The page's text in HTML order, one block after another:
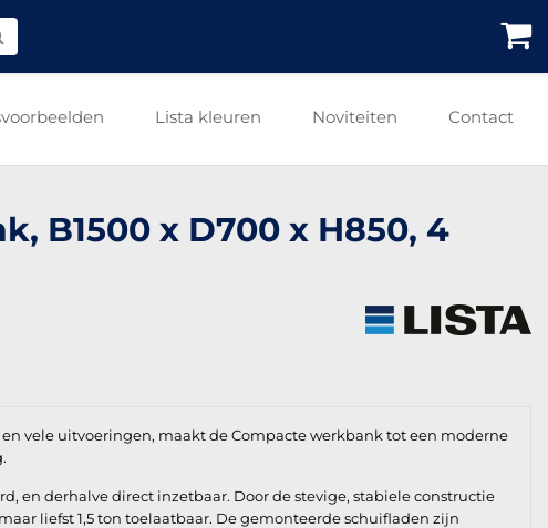
Lista kleuren Noviteiten Contact
B1500 x D700 x H850, 4
vele uitvoeringen, maakt de Compacte werkbank tot een moderne
en derhalve direct inzetbaar. Door de stevige, stabiele constructie
liefst 1,5 ton toelaatbaar. De gemonteerde schuifladen zijn